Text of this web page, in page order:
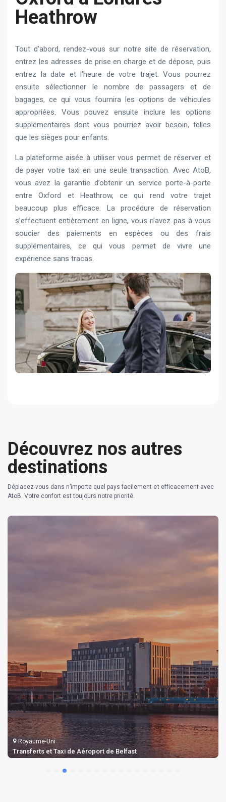
Heathrow
Tout d’abord, rendez-vous sur notre site de réservation,
entrez les adresses de prise en charge et de dépose, puis
entrez la date et l’heure de votre trajet. Vous pourrez
ensuite sélectionner le nombre de passagers et de
bagages, ce qui vous fournira les options de véhicules
appropriées. Vous pouvez ensuite inclure les options
supplémentaires dont vous pourriez avoir besoin, telles
que les sièges pour enfants.
La plateforme aisée à utiliser vous permet de réserver et
de payer votre taxi en une seule transaction. Avec AtoB,
vous avez la garantie d’obtenir un service porte-à-porte
entre Oxford et Heathrow, ce qui rend votre trajet
beaucoup plus efficace. La procédure de réservation
s’effectuent entièrement en ligne, vous n’avez pas à vous
soucier des paiements en espèces ou des frais
supplémentaires, ce qui vous permet de vivre une
expérience sans tracas.
Découvrez nos autres
destinations
Déplacez-vous dans n’importe quel pays facilement et efficacement avec
AtoB. Votre confort est toujours notre priorité.
Royaume-Uni
Transferts et Taxi de Aéroport de Belfast